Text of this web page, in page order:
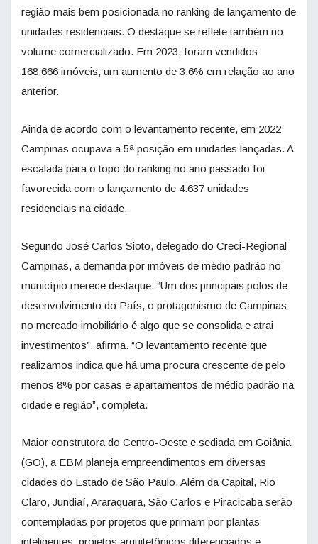
região mais bem posicionada no ranking de lançamento de
unidades residenciais. O destaque se reflete também no
volume comercializado. Em 2023, foram vendidos
168.666 imóveis, um aumento de 3,6% em relação ao ano
anterior.
Ainda de acordo com o levantamento recente, em 2022
Campinas ocupava a 5ª posição em unidades lançadas. A
escalada para o topo do ranking no ano passado foi
favorecida com o lançamento de 4.637 unidades
residenciais na cidade.
Segundo José Carlos Sioto, delegado do Creci-Regional
Campinas, a demanda por imóveis de médio padrão no
município merece destaque. “Um dos principais polos de
desenvolvimento do País, o protagonismo de Campinas
no mercado imobiliário é algo que se consolida e atrai
investimentos”, afirma. “O levantamento recente que
realizamos indica que há uma procura crescente de pelo
menos 8% por casas e apartamentos de médio padrão na
cidade e região”, completa.
Maior construtora do Centro-Oeste e sediada em Goiânia
(GO), a EBM planeja empreendimentos em diversas
cidades do Estado de São Paulo. Além da Capital, Rio
Claro, Jundiaí, Araraquara, São Carlos e Piracicaba serão
contempladas por projetos que primam por plantas